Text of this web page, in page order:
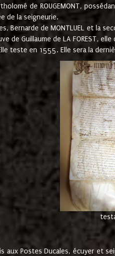
de ROUGEMONT,
de la seigneurie.
Bernarde de MONTLUEL et la
de Guillaume de LA FOREST,
teste en 1555. Elle sera la
aux Postes Ducales, écuyer